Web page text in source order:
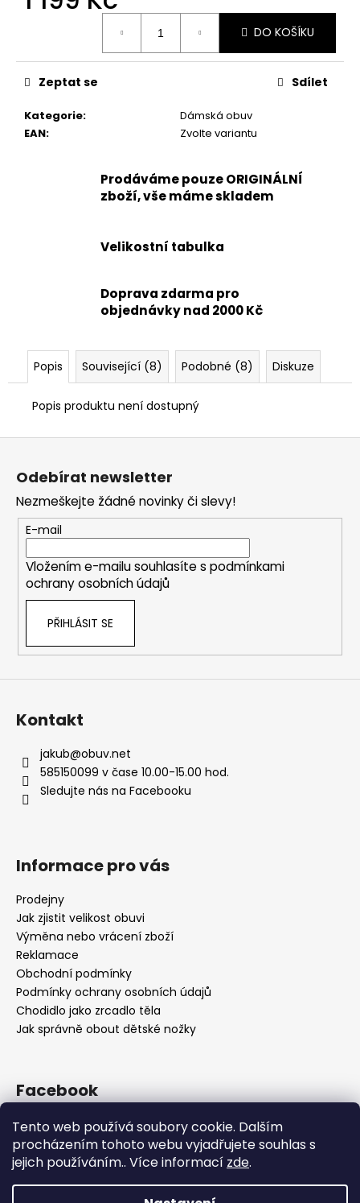
Tento web používá soubory cookie. Dalším
procházením tohoto webu vyjadřujete souhlas s
jejich používáním.. Více informací zde.
DO KOŠÍKU
Kategorie:
Dámská obuv
EAN: Zvolte variantu
Zeptat se Sdílet
Prodáváme pouze ORIGINÁLNÍ
zboží, vše máme skladem
Velikostní tabulka
Doprava zdarma pro
objednávky nad 2000 Kč
Popis Související (8) Podobné (8) Diskuze
Popis produktu není dostupný
Z
Odebírat newsletter
Nezmeškejte žádné novinky či slevy!
E-mail
Vložením e-mailu souhlasíte s podmínkami
ochrany osobních údajů
PŘIHLÁSIT SE
Kontakt
jakub@obuv.net
585150099 v čase 10.00-15.00 hod.
Sledujte nás na Facebooku
Informace pro vás
Prodejny
Jak zjistit velikost obuvi
Výměna nebo vrácení zboží
Reklamace
Obchodní podmínky
Podmínky ochrany osobních údajů
Chodidlo jako zrcadlo těla
Jak správně obout dětské nožky
Facebook